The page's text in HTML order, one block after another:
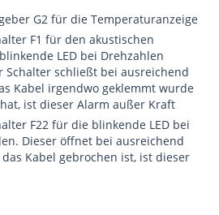
G2 für die Temperaturanzeige
F1 für den akustischen
LED bei Drehzahlen
Schalter schließt bei ausreichend
Kabel irgendwo geklemmt wurde
ist dieser Alarm außer Kraft
F22 für die blinkende LED bei
Dieser öffnet bei ausreichend
Kabel gebrochen ist, ist dieser